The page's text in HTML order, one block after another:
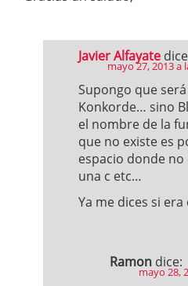
Javier Alfayate
mayo 27, 2013 a
Supongo que
Konkorde… sino
el nombre de la
que no existe es
espacio donde no
una c etc…
Ya me dices si era
Ramon dice:
mayo 28,